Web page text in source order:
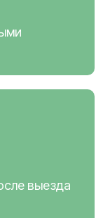
выезда